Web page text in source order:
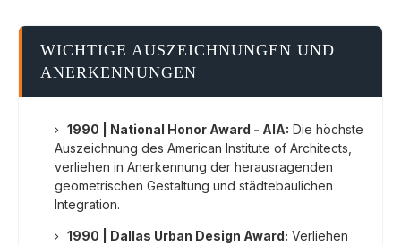
WICHTIGE AUSZEICHNUNGEN UND
ANERKENNUNGEN
1990 | National Honor Award - AIA: Die höchste
Auszeichnung des American Institute of Architects,
verliehen in Anerkennung der herausragenden
geometrischen Gestaltung und städtebaulichen
Integration.
1990 | Dallas Urban Design Award: Verliehen